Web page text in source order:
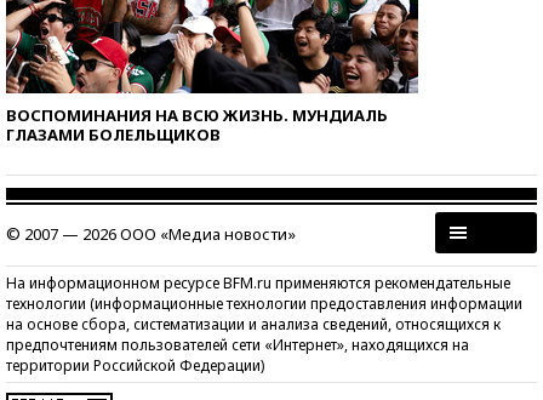
ВОСПОМИНАНИЯ НА ВСЮ ЖИЗНЬ. МУНДИАЛЬ
ГЛАЗАМИ БОЛЕЛЬЩИКОВ
© 2007 — 2026 ООО «Медиа новости»
На информационном ресурсе BFM.ru применяются рекомендательные
технологии (информационные технологии предоставления информации
на основе сбора, систематизации и анализа сведений, относящихся к
предпочтениям пользователей сети «Интернет», находящихся на
территории Российской Федерации)